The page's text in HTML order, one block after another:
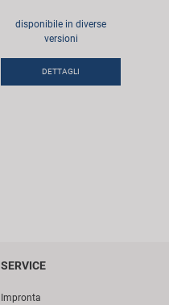
disponibile in diverse
versioni
DETTAGLI
SERVICE
Impronta